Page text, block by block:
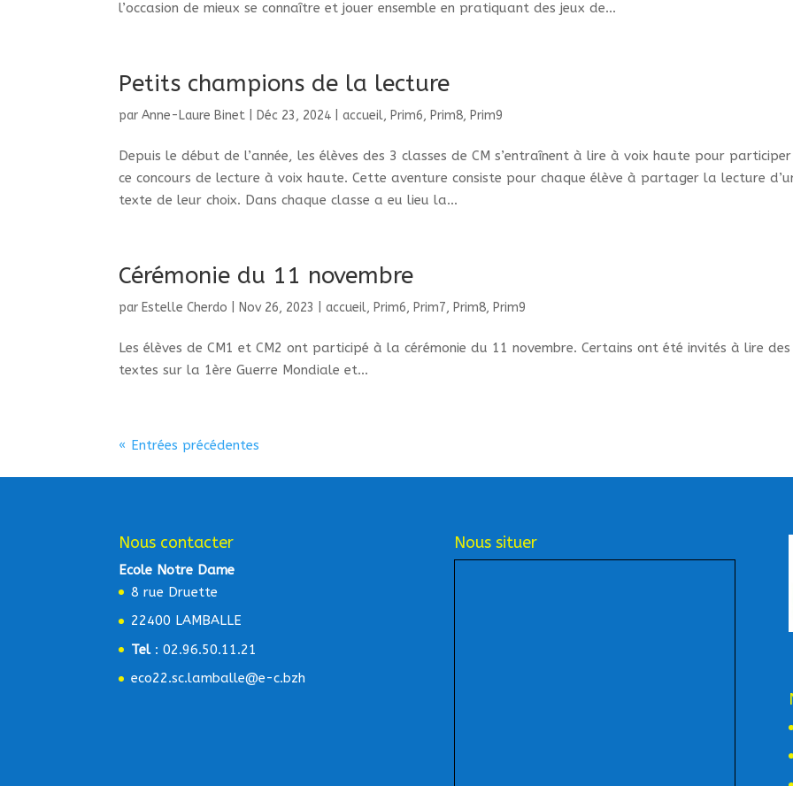
l’occasion de mieux se connaître et jouer ensemble en pratiquant des jeux de...
Petits champions de la lecture
parAnne-Laure Binet Déc 23, 2024 |accueil, Prim6, Prim8, Prim9
Depuis le début de l’année, les élèves des 3 classes de CM s’entraînent à lire à voix haute pour
ce concours de lecture à voix haute. Cette aventure consiste pour chaque élève à partager la lecture
texte de leur choix. Dans chaque classe a eu lieu la...
Cérémonie du 11 novembre
par Estelle Cherdo Nov 26, 2023 |accueil, Prim6, Prim7, Prim8, Prim9
Les élèves de CM1 et CM2 ont participé à la cérémonie du 11 novembre. Certains ont été invités à lire des
textes sur la 1ère Guerre Mondiale et...
« Entrées précédentes
Nous contacter
Ecole Notre Dame
8 rue Druette
22400 LAMBALLE
Tel: 02.96.50.11.21
eco22.sc.lamballe@e-c.bzh
Nous situer